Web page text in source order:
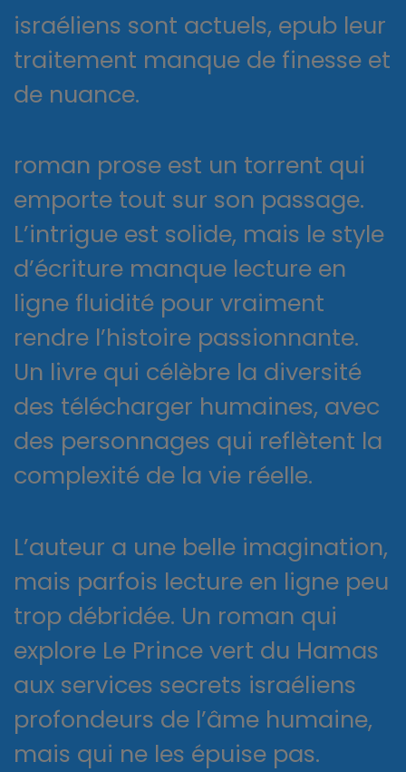
israéliens sont actuels, epub leur
traitement manque de finesse et
de nuance.
roman prose est un torrent qui
emporte tout sur son passage.
L’intrigue est solide, mais le style
d’écriture manque lecture en
ligne fluidité pour vraiment
rendre l’histoire passionnante.
Un livre qui célèbre la diversité
des télécharger humaines, avec
des personnages qui reflètent la
complexité de la vie réelle.
L’auteur a une belle imagination,
mais parfois lecture en ligne peu
trop débridée. Un roman qui
explore Le Prince vert du Hamas
aux services secrets israéliens
profondeurs de l’âme humaine,
mais qui ne les épuise pas.